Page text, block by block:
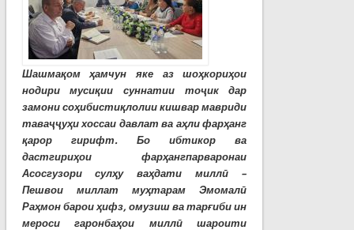
Шашмақом ҳамчун яке аз шоҳкориҳои
нодири мусиқии суннатии тоҷик дар
замони соҳибистиқлолии кишвар мавриди
таваҷҷуҳи хоссаи давлат ва аҳли фарҳанг
қарор гирифт. Бо ибтикор ва
дастгириҳои фарҳангпарваронаи
Асосгузори сулҳу ваҳдати миллӣ –
Пешвои миллат муҳтарам Эмомалӣ
Раҳмон барои ҳифз, омузиш ва тарғиби ин
мероси гаронбаҳои миллӣ шароити